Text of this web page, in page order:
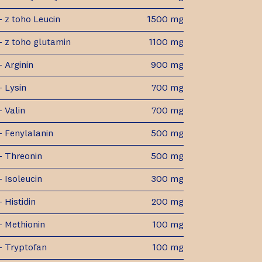
z toho Leucin 1500 mg
z toho glutamin 1100 mg
Arginin 900 mg
Lysin 700 mg
Valin 700 mg
Fenylalanin 500 mg
Threonin 500 mg
Isoleucin 300 mg
Histidin 200 mg
Methionin 100 mg
Tryptofan 100 mg